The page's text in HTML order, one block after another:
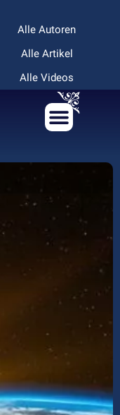
Alle Autoren
Alle Artikel
Alle Videos